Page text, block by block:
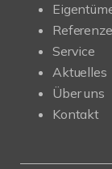
Service
Aktuelles
Über uns
Kontakt